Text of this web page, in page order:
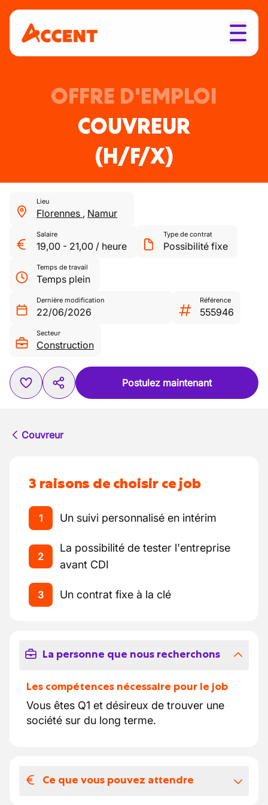
OFFRE D'EMPLOI
COUVREUR
(H/F/X)
Lieu
Florennes , Namur
Salaire
19,00 - 21,00 / heure
Type de contrat
Possibilité fixe
Temps de travail
Temps plein
Dernière modification
22/06/2026
Référence
555946
Secteur
Construction
Postulez maintenant
Couvreur
3 raisons de choisir ce job
1 Un suivi personnalisé en intérim
2
La possibilité de tester l'entreprise
avant CDI
3 Un contrat fixe à la clé
La personne que nous recherchons
Les compétences nécessaire pour le job
Vous êtes Q1 et désireux de trouver une
société sur du long terme.
Ce que vous pouvez attendre